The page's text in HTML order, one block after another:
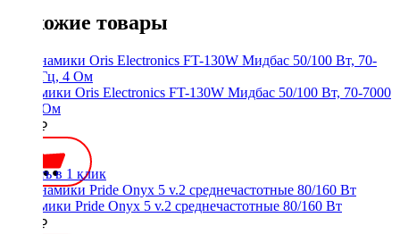
Похожие товары
Динамики Oris Electronics FT-130W Мидбас 50/100 Вт, 70-7000
Гц, 4 Ом
3500 ₽
Купить в 1 клик
Динамики Pride Onyx 5 v.2 среднечастотные 80/160 Вт
3350 ₽